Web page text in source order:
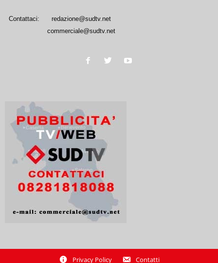
Contattaci:
redazione@sudtv.net
commerciale@sudtv.net
Privacy Policy Contatti